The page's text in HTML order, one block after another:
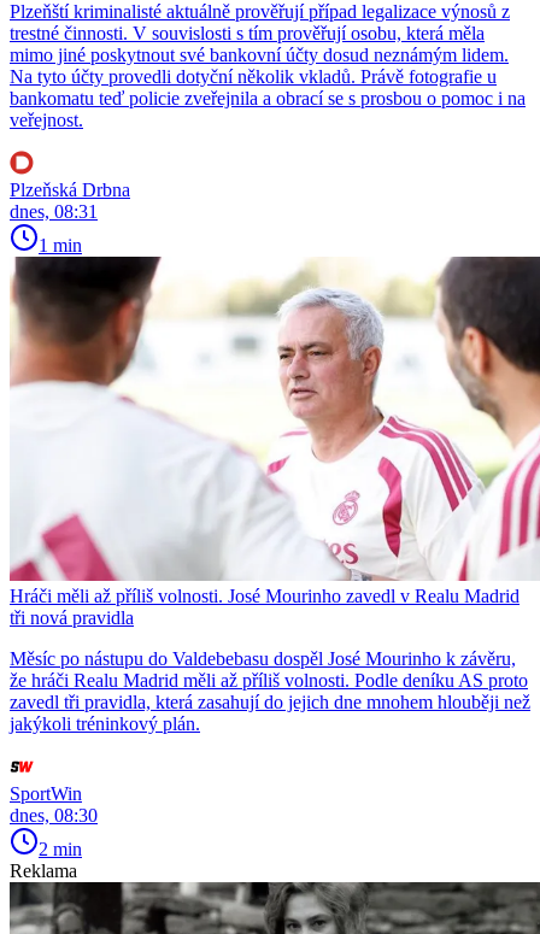
Plzeňští kriminalisté aktuálně prověřují případ legalizace výnosů z
trestné činnosti. V souvislosti s tím prověřují osobu, která měla
mimo jiné poskytnout své bankovní účty dosud neznámým lidem.
Na tyto účty provedli dotyční několik vkladů. Právě fotografie u
bankomatu teď policie zveřejnila a obrací se s prosbou o pomoc i na
veřejnost.
Plzeňská Drbna
dnes, 08:31
1 min
Hráči měli až příliš volnosti. José Mourinho zavedl v Realu Madrid
tři nová pravidla
Měsíc po nástupu do Valdebebasu dospěl José Mourinho k závěru,
že hráči Realu Madrid měli až příliš volnosti. Podle deníku AS proto
zavedl tři pravidla, která zasahují do jejich dne mnohem hlouběji než
jakýkoli tréninkový plán.
SportWin
dnes, 08:30
2 min
Reklama